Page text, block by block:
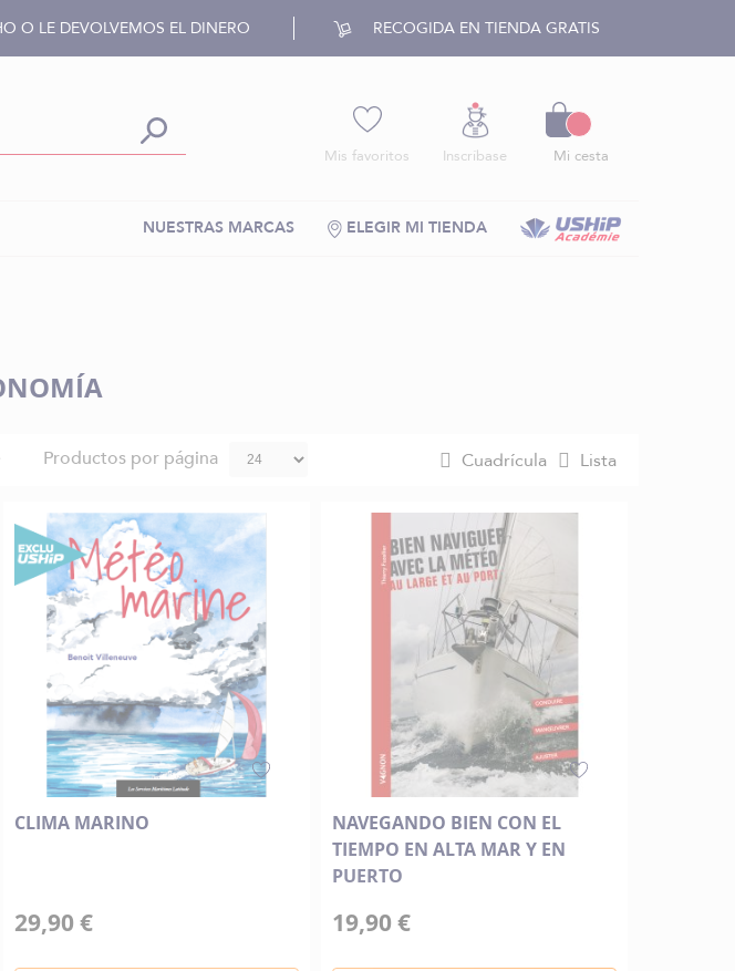
O LE DEVOLVEMOS EL DINERO RECOGIDA EN TIENDA GRATIS
Mis favoritos Inscríbase Mi cesta
ELEGIR MI TIENDA
NUESTRAS MARCAS
Productos por página Cuadrícula Lista
CLIMA MARINO
29,90 €
NAVEGANDO BIEN CON EL
TIEMPO EN ALTA MAR Y EN
PUERTO
19,90 €